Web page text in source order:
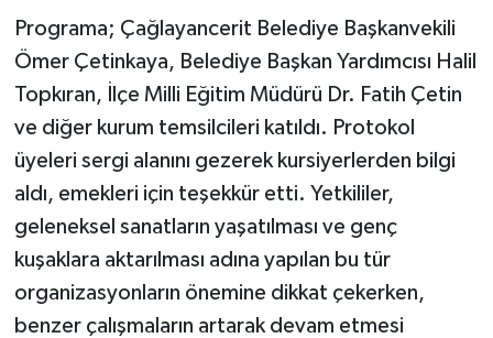
Programa; Çağlayancerit Belediye Başkanvekili
Ömer Çetinkaya, Belediye Başkan Yardımcısı Halil
Topkıran, İlçe Milli Eğitim Müdürü Dr. Fatih Çetin
ve diğer kurum temsilcileri katıldı. Protokol
üyeleri sergi alanını gezerek kursiyerlerden bilgi
aldı, emekleri için teşekkür etti. Yetkililer,
geleneksel sanatların yaşatılması ve genç
kuşaklara aktarılması adına yapılan bu tür
organizasyonların önemine dikkat çekerken,
benzer çalışmaların artarak devam etmesi